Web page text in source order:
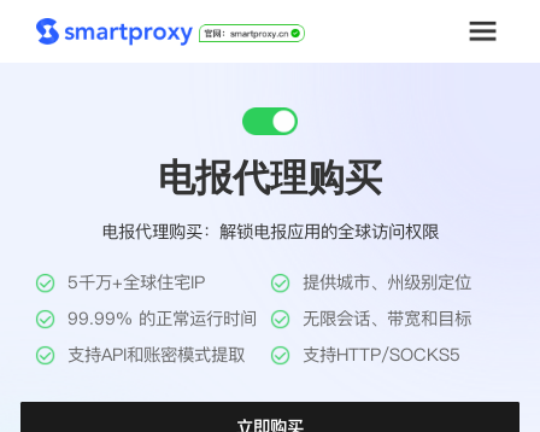
解决方案
工具
帮助中心
电报代理购买
电报代理购买：解锁电报应用的全球访问权限
5千万+全球住宅IP
提供城市、州级别定位
99.99% 的正常运行时间
无限会话、带宽和目标
支持API和账密模式提取
支持HTTP/SOCKS5